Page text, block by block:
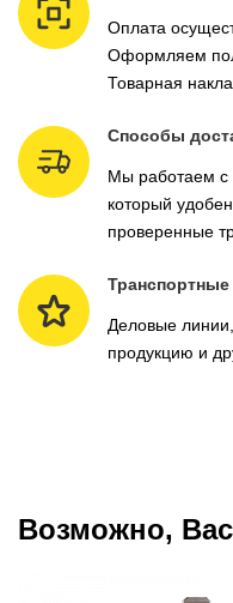
Оплата
Оформляем
Товарная
Способы
Мы работаем с
который
проверенные
Деловые
продукцию и
Возможно,